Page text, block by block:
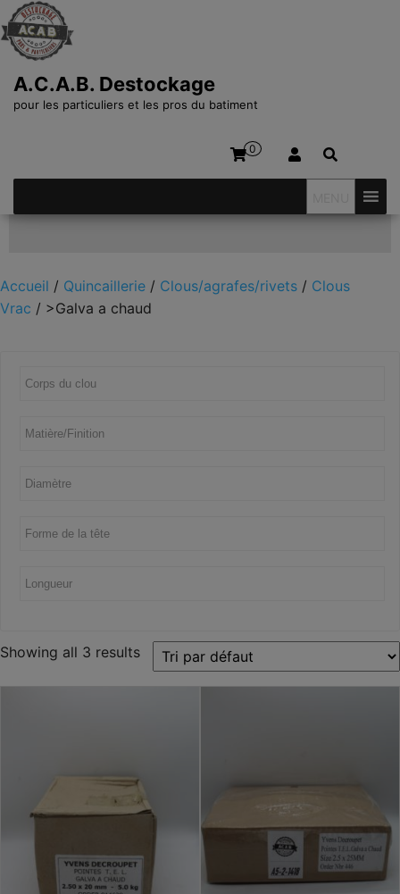
A.C.A.B. Destockage
pour les particuliers et les pros du batiment
0
Accueil / Quincaillerie / Clous/agrafes/rivets / Clous
Vrac / >Galva a chaud
Showing all 3 results